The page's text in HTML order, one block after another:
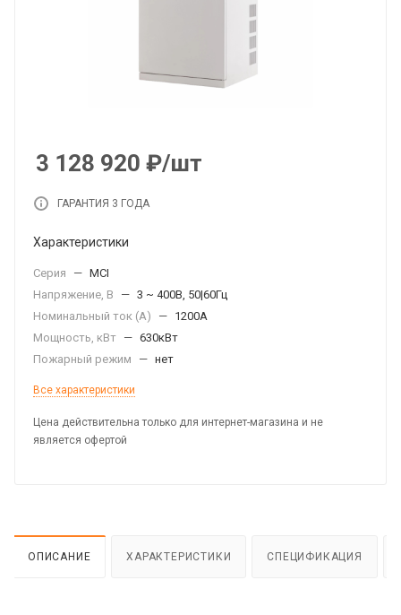
3 128 920 ₽/шт
ГАРАНТИЯ 3 ГОДА
Характеристики
Серия — MCI
Напряжение, В
— 3 ~ 400В, 50|60Гц
Номинальный ток (А)
— 1200А
Мощность, кВт — 630кВт
Пожарный режим
— нет
Все характеристики
Цена действительна только для интернет-магазина и не
является офертой
ОПИСАНИЕ ХАРАКТЕРИСТИКИ СПЕЦИФИКАЦИЯ